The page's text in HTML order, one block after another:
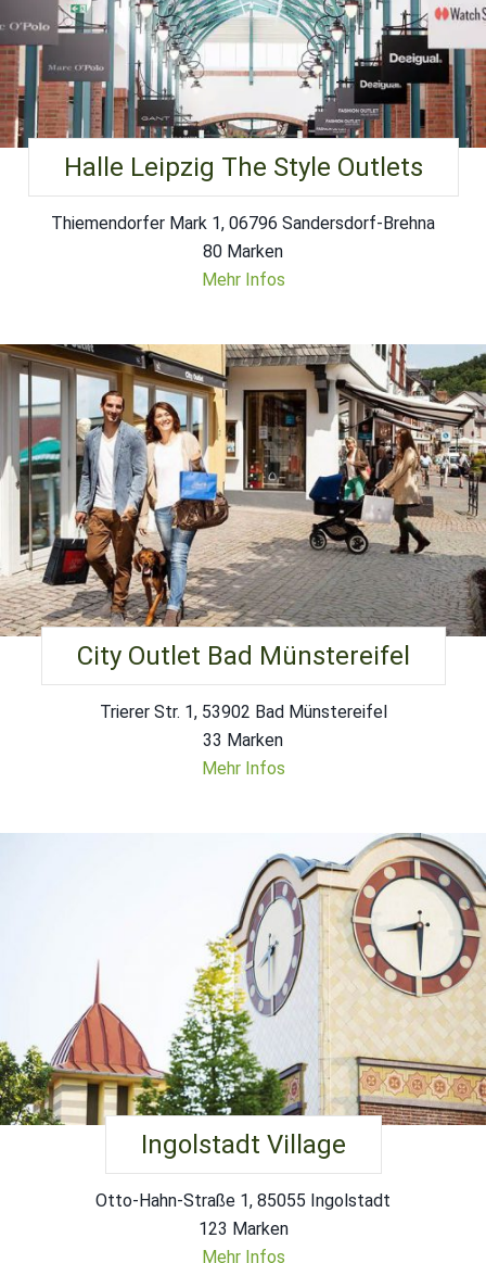
Halle Leipzig The Style Outlets
Thiemendorfer Mark 1, 06796 Sandersdorf-Brehna
80 Marken
Mehr Infos
City Outlet Bad Münstereifel
Trierer Str. 1, 53902 Bad Münstereifel
33 Marken
Mehr Infos
Ingolstadt Village
Otto-Hahn-Straße 1, 85055 Ingolstadt
123 Marken
Mehr Infos